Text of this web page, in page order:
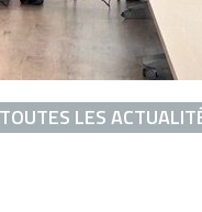
LES